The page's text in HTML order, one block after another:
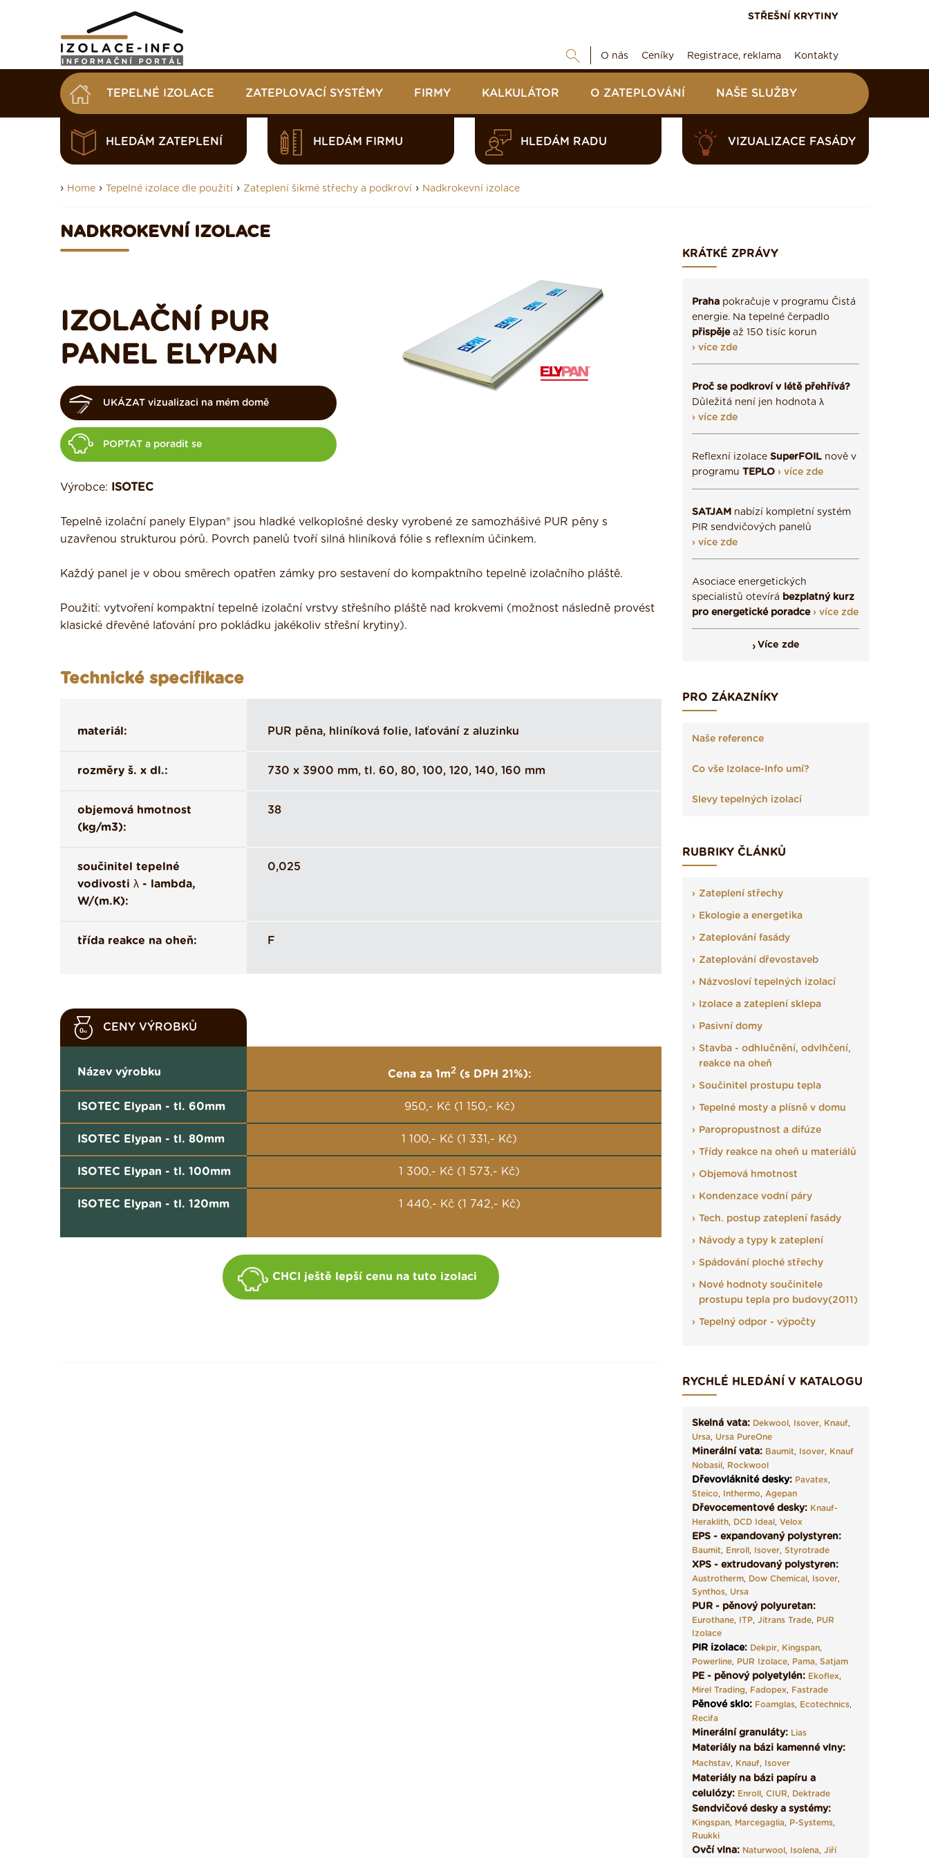
STŘEŠNÍ KRYTINY
O nás Ceníky Registrace, reklama Kontakty
TEPELNÉ IZOLACE ZATEPLOVACÍ SYSTÉMY FIRMY KALKULÁTOR O ZATEPLOVÁNÍ NAŠE SLUŽBY
HLEDÁM ZATEPLENÍ HLEDÁM FIRMU HLEDÁM RADU VIZUALIZACE FASÁDY
› Home › Tepelné izolace dle použití › Zateplení šikmé střechy a podkroví › Nadkrokevní izolace
NADKROKEVNÍ IZOLACE
IZOLAČNÍ PUR
PANEL ELYPAN
UKÁZAT vizualizaci na mém domě
POPTAT a poradit se
Výrobce: ISOTEC
Tepelně izolační panely Elypan® jsou hladké velkoplošné desky vyrobené ze samozhášivé PUR pěny s
uzavřenou strukturou pórů. Povrch panelů tvoří silná hliníková fólie s reflexním účinkem.
Každý panel je v obou směrech opatřen zámky pro sestavení do kompaktního tepelně izolačního pláště.
Použití: vytvoření kompaktní tepelně izolační vrstvy střešního pláště nad krokvemi (možnost následně provést
klasické dřevěné laťování pro pokládku jakékoliv střešní krytiny).
Technické specifikace
materiál: PUR pěna, hliníková folie, laťování z aluzinku
rozměry š. x dl.: 730 x 3900 mm, tl. 60, 80, 100, 120, 140, 160 mm
objemová hmotnost
(kg/m3):
38
součinitel tepelné
vodivosti λ - lambda,
W/(m.K):
0,025
třída reakce na oheň: F
CENY VÝROBKŮ
Název výrobku Cena za 1m2(s DPH 21%):
ISOTEC Elypan - tl. 60mm 950,- Kč (1 150,- Kč)
ISOTEC Elypan - tl. 80mm 1 100,- Kč (1 331,- Kč)
ISOTEC Elypan - tl. 100mm 1 300,- Kč (1 573,- Kč)
ISOTEC Elypan - tl. 120mm 1 440,- Kč (1 742,- Kč)
CHCI ještě lepší cenu na tuto izolaci
KRÁTKÉ ZPRÁVY
Praha pokračuje v programu Čistá
energie. Na tepelné čerpadlo
přispějeaž 150 tisíc korun
› více zde
Proč se podkroví v létě přehřívá?
Důležitá není jen hodnota λ
› více zde
Reflexní izolace SuperFOIL nově v
programu TEPLO › více zde
SATJAM nabízí kompletní systém
PIR sendvičových panelů
› více zde
Asociace energetických
specialistů otevírá bezplatný kurz
pro energetické poradce › více zde
Více zde
PRO ZÁKAZNÍKY
Naše reference
Co vše Izolace-Info umí?
Slevy tepelných izolací
RUBRIKY ČLÁNKŮ
Zateplení střechy
Ekologie a energetika
Zateplování fasády
Zateplování dřevostaveb
Názvosloví tepelných izolací
Izolace a zateplení sklepa
Pasivní domy
Stavba - odhlučnění, odvlhčení,
reakce na oheň
Součinitel prostupu tepla
Tepelné mosty a plísně v domu
Paropropustnost a difúze
Třídy reakce na oheň u materiálů
Objemová hmotnost
Kondenzace vodní páry
Tech. postup zateplení fasády
Návody a typy k zateplení
Spádování ploché střechy
Nové hodnoty součinitele
prostupu tepla pro budovy(2011)
Tepelný odpor - výpočty
RYCHLÉ HLEDÁNÍ V KATALOGU
Skelná vata: Dekwool, Isover, Knauf,
Ursa, Ursa PureOne
Minerální vata: Baumit, Isover, Knauf
Nobasil, Rockwool
Dřevovláknité desky: Pavatex,
Steico, Inthermo, Agepan
Dřevocementové desky: Knauf-
Heraklith, DCD Ideal, Velox
EPS - expandovaný polystyren:
Baumit, Enroll, Isover, Styrotrade
XPS - extrudovaný polystyren:
Austrotherm, Dow Chemical, Isover,
Synthos, Ursa
PUR - pěnový polyuretan:
Eurothane, ITP, Jitrans Trade, PUR
Izolace
PIR izolace: Dekpir, Kingspan,
Powerline, PUR Izolace, Pama, Satjam
PE - pěnový polyetylén: Ekoflex,
Mirel Trading, Fadopex, Fastrade
Pěnové sklo: Foamglas, Ecotechnics,
Recifa
Minerální granuláty: Lias
Materiály na bázi kamenné vlny:
Machstav, Knauf, Isover
Materiály na bázi papíru a
celulózy: Enroll, CIUR, Dektrade
Sendvičové desky a systémy:
Kingspan, Marcegaglia, P-Systems,
Ruukki
Ovčí vlna: Naturwool, Isolena, Jiří